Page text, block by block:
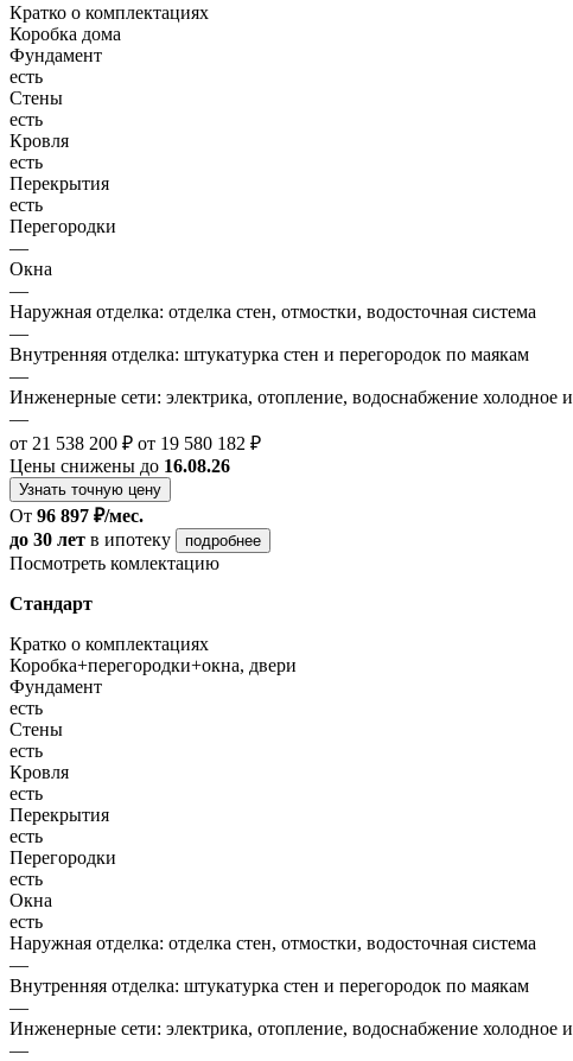
Кратко о комплектациях
Коробка дома
Фундамент
есть
Стены
есть
Кровля
есть
Перекрытия
есть
Перегородки
—
Окна
—
Наружная отделка: отделка стен, отмостки, водосточная система
—
Внутренняя отделка: штукатурка стен и перегородок по маякам
—
Инженерные сети: электрика, отопление, водоснабжение холодное
—
от 21 538 200 ₽ от 19 580 182 ₽
Цены снижены до 16.08.26
Узнать точную цену
От 96 897 ₽/мес.
до 30 лет в ипотеку подробнее
Посмотреть комлектацию
Стандарт
Кратко о комплектациях
Коробка+перегородки+окна, двери
Фундамент
есть
Стены
есть
Кровля
есть
Перекрытия
есть
Перегородки
есть
Окна
есть
Наружная отделка: отделка стен, отмостки, водосточная система
—
Внутренняя отделка: штукатурка стен и перегородок по маякам
—
Инженерные сети: электрика, отопление, водоснабжение холодное
—